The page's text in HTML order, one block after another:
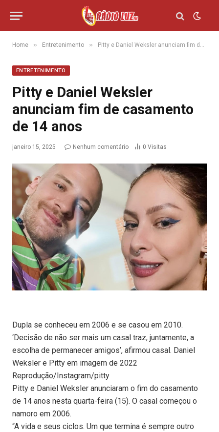
Home » Entretenimento » Pitty e Daniel Weksler anunciam fim de casamento de 14 anos
ENTRETENIMENTO
Pitty e Daniel Weksler
anunciam fim de casamento
de 14 anos
janeiro 15, 2025 Nenhum comentário 0 Visitas
Dupla se conheceu em 2006 e se casou em 2010.
‘Decisão de não ser mais um casal traz, juntamente, a
escolha de permanecer amigos’, afirmou casal. Daniel
Weksler e Pitty em imagem de 2022
Reprodução/Instagram/pitty
Pitty e Daniel Weksler anunciaram o fim do casamento
de 14 anos nesta quarta-feira (15). O casal começou o
namoro em 2006.
“A vida e seus ciclos. Um que termina é sempre outro